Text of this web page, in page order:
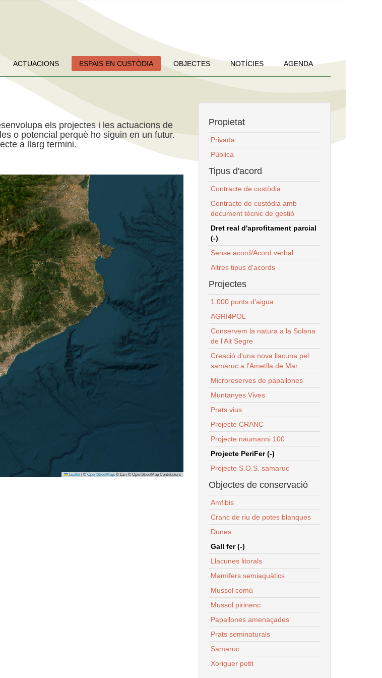
ACTUACIONS ESPAIS EN CUSTÒDIA OBJECTES NOTÍCIES AGENDA
els projectes i les actuacions de
o potencial perquè ho siguin en un futur.
a llarg termini.
Leaflet © OpenStreetMap, © Esri © OpenStreetMap Contributors
Propietat
Privada
Pública
Tipus d'acord
Contracte de custòdia
Contracte de custòdia amb
document tècnic de gestió
Dret real d'aprofitament parcial
(-)
Sense acord/Acord verbal
Altres tipus d'acords
Projectes
1.000 punts d'aigua
AGRI4POL
Conservem la natura a la Solana
de l'Alt Segre
Creació d'una nova llacuna pel
samaruc a l'Ametlla de Mar
Microreserves de papallones
Muntanyes Vives
Prats vius
Projecte CRANC
Projecte naumanni 100
Projecte PeriFer (-)
Projecte S.O.S. samaruc
Objectes de conservació
Amfibis
Cranc de riu de potes blanques
Dunes
Gall fer (-)
Llacunes litorals
Mamífers semiaquàtics
Mussol comú
Mussol pirinenc
Papallones amenaçades
Prats seminaturals
Samaruc
Xoriguer petit